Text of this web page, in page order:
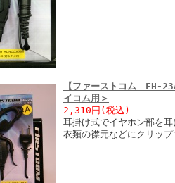
【ファーストコム FH-
イコム用＞
2,310円 (税込)
耳掛け式でイヤホン部を
衣類の襟元などにクリップ